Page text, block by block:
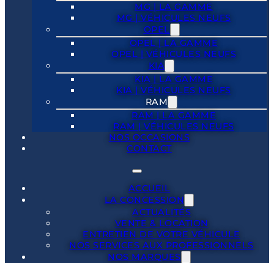
MG | LA GAMME
MG | VÉHICULES NEUFS
OPEL
OPEL | LA GAMME
OPEL | VÉHICULES NEUFS
KIA
KIA | LA GAMME
KIA | VÉHICULES NEUFS
RAM
RAM | LA GAMME
RAM | VÉHICULES NEUFS
NOS OCCASIONS
CONTACT
ACCUEIL
LA CONCESSION
ACTUALITÉS
VENTE & LOCATION
ENTRETIEN DE VOTRE VÉHICULE
NOS SERVICES AUX PROFESSIONNELS
NOS MARQUES